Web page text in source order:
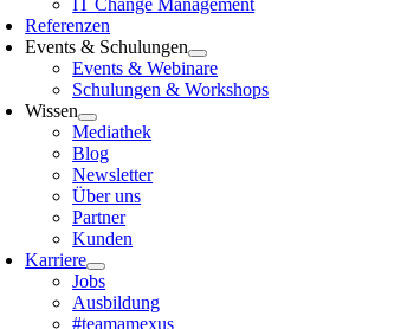
IT Change Management
Referenzen
Events & Schulungen
Events & Webinare
Schulungen & Workshops
Wissen
Mediathek
Blog
Newsletter
Über uns
Partner
Kunden
Karriere
Jobs
Ausbildung
#teamamexus